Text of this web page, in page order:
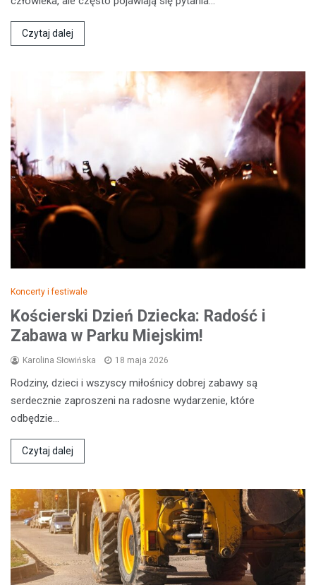
Czytaj dalej
Koncerty i festiwale
Kościerski Dzień Dziecka: Radość i
Zabawa w Parku Miejskim!
Karolina Słowińska 18 maja 2026
Rodziny, dzieci i wszyscy miłośnicy dobrej zabawy są
serdecznie zaproszeni na radosne wydarzenie, które
odbędzie…
Czytaj dalej